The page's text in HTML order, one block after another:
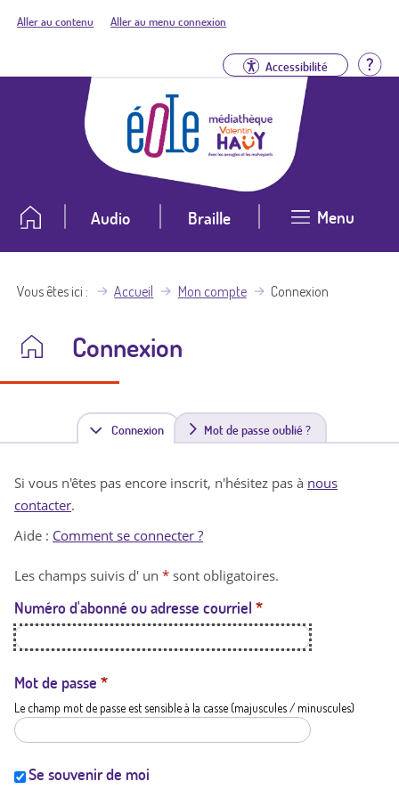
Aller au contenu Aller au menu connexion
Accessibilité
Audio Braille Menu
Vous êtes ici Accueil Mon compte Connexion
Connexion
Connexion(
n
t
a
t
i
Mot de passe oublié ?
Si vous n'êtes pas encore inscrit, n'hésitez pas à nous
contacter.
Aide : Comment se connecter ?
Les champs suivis d' un * sont obligatoires.
Numéro d'abonné ou adresse courriel *
Mot de passe *
Le champ mot de passe est sensible à la casse (majuscules / minuscules)
Se souvenir de moi